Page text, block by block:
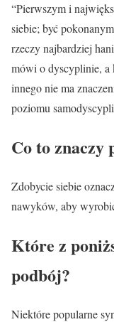
“Pierwszym i
siebie; być
rzeczy najbardziej
mówi o dyscyplinie,
innego nie ma
poziomu
Co to znaczy
Zdobycie siebie
nawyków, aby
Które z
podbój?
Niektóre popularne